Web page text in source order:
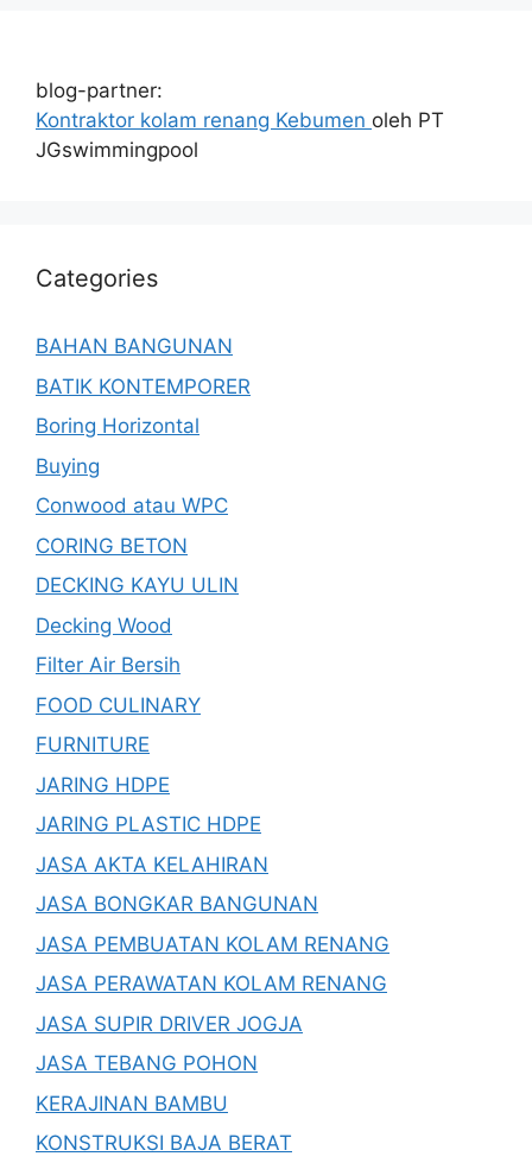
blog-partner:
Kontraktor kolam renang Kebumen oleh PT
JGswimmingpool
Categories
BAHAN BANGUNAN
BATIK KONTEMPORER
Boring Horizontal
Buying
Conwood atau WPC
CORING BETON
DECKING KAYU ULIN
Decking Wood
Filter Air Bersih
FOOD CULINARY
FURNITURE
JARING HDPE
JARING PLASTIC HDPE
JASA AKTA KELAHIRAN
JASA BONGKAR BANGUNAN
JASA PEMBUATAN KOLAM RENANG
JASA PERAWATAN KOLAM RENANG
JASA SUPIR DRIVER JOGJA
JASA TEBANG POHON
KERAJINAN BAMBU
KONSTRUKSI BAJA BERAT